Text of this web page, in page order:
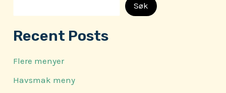
Søk
Recent Posts
Flere menyer
Havsmak meny